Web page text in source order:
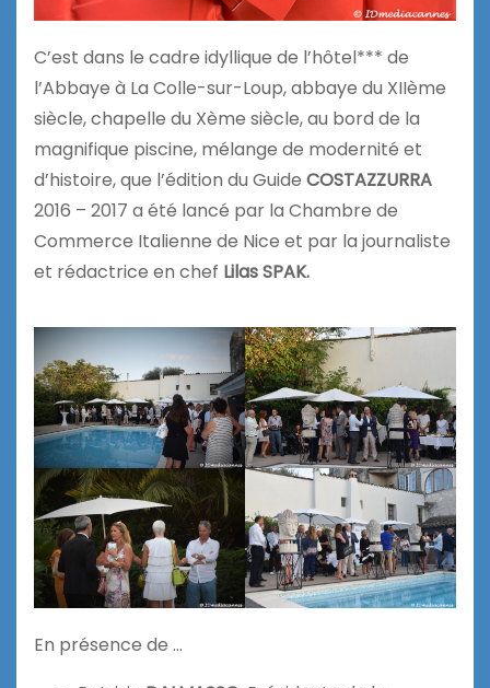
C’est dans le cadre idyllique de l’hôtel*** de
l’Abbaye à La Colle-sur-Loup, abbaye du XIIème
siècle, chapelle du Xème siècle, au bord de la
magnifique piscine, mélange de modernité et
d’histoire, que l’édition du Guide COSTAZZURRA
2016 – 2017 a été lancé par la Chambre de
Commerce Italienne de Nice et par la journaliste
et rédactrice en chef Lilas SPAK.
En présence de …